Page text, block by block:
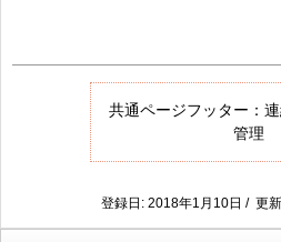
共通ページフッター：
管理
登録日: 2018年1月10日 / 更